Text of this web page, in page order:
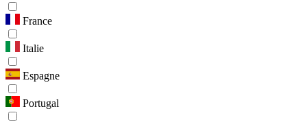
France
Italie
Espagne
Portugal